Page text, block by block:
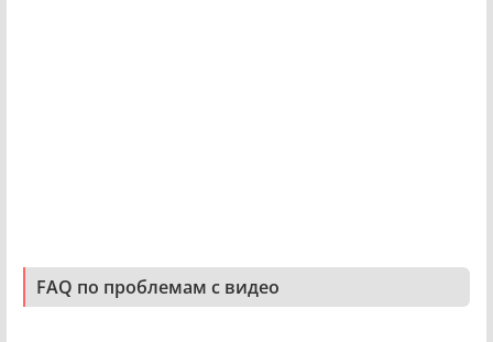
FAQ по проблемам с видео